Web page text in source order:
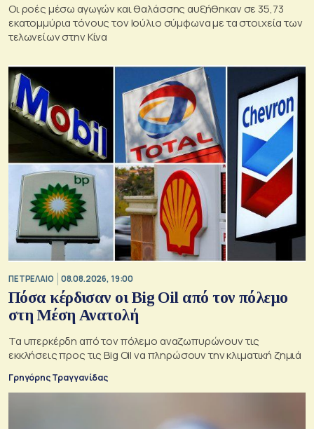
Οι ροές μέσω αγωγών και θαλάσσης αυξήθηκαν σε 35,73
εκατομμύρια τόνους τον Ιούλιο σύμφωνα με τα στοιχεία των
τελωνείων στην Κίνα
ΠΕΤΡΕΛΑΙΟ 08.08.2026, 19:00
Πόσα κέρδισαν οι Big Oil από τον πόλεμο
στη Μέση Ανατολή
Τα υπερκέρδη από τον πόλεμο αναζωπυρώνουν τις
εκκλήσεις προς τις Big Oil να πληρώσουν την κλιματική ζημιά
Γρηγόρης Τραγγανίδας